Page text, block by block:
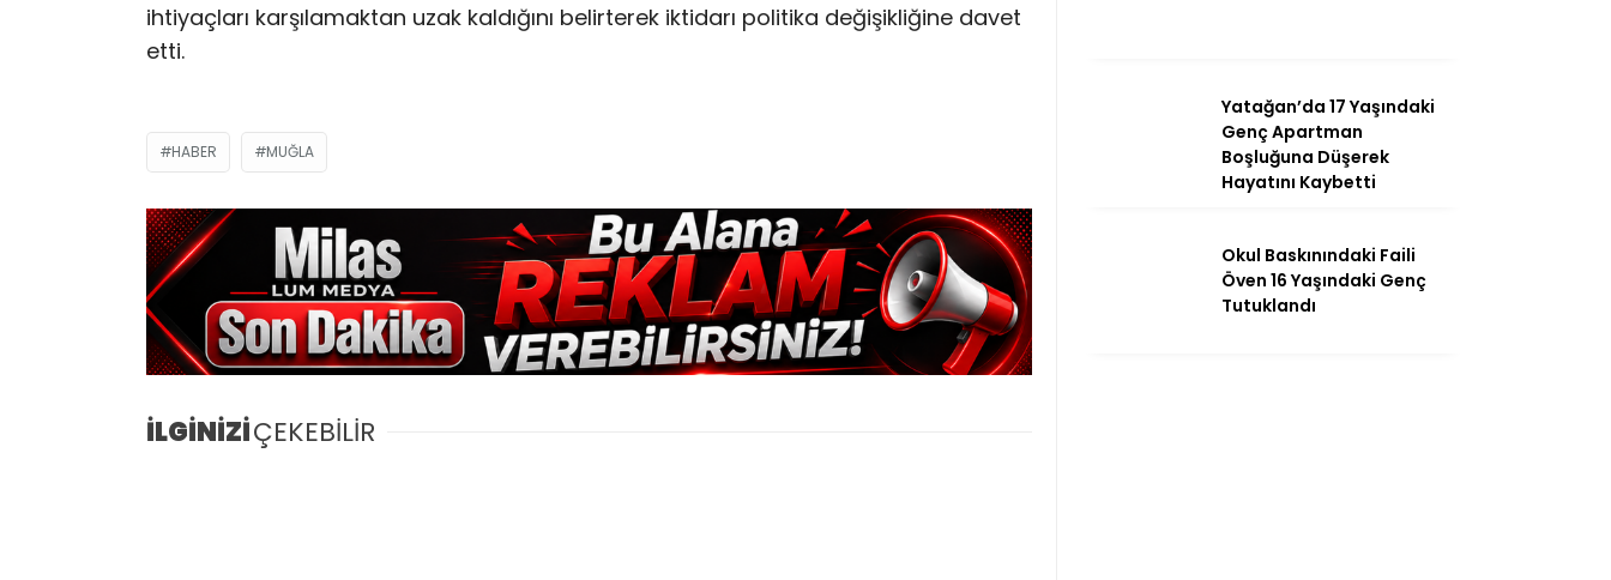
ihtiyaçları karşılamaktan uzak kaldığını belirterek iktidarı politika değişikliğine davet
etti.
HABER MUĞLA
İLGİNİZİÇEKEBİLİR
Yatağan’da 17 Yaşındaki
Genç Apartman
Boşluğuna Düşerek
Hayatını Kaybetti
Okul Baskınındaki Faili
Öven 16 Yaşındaki Genç
Tutuklandı